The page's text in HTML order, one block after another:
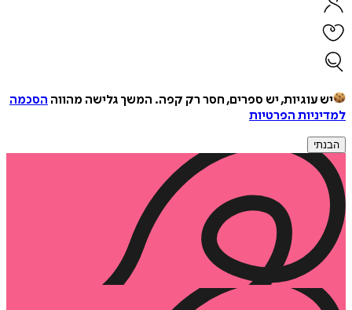
יש עוגיות, יש ספרים, חסר רק קפה. המשך גלישה מהווה הסכמה
למדיניות הפרטיות
הבנתי